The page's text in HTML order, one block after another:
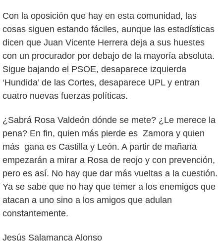
Con la oposición que hay en esta comunidad, las
cosas siguen estando fáciles, aunque las estadísticas
dicen que Juan Vicente Herrera deja a sus huestes
con un procurador por debajo de la mayoría absoluta.
Sigue bajando el PSOE, desaparece izquierda
‘Hundida’ de las Cortes, desaparece UPL y entran
cuatro nuevas fuerzas políticas.
¿Sabrá Rosa Valdeón dónde se mete? ¿Le merece la
pena? En fin, quien más pierde es Zamora y quien
más gana es Castilla y León. A partir de mañana
empezarán a mirar a Rosa de reojo y con prevención,
pero es así. No hay que dar más vueltas a la cuestión.
Ya se sabe que no hay que temer a los enemigos que
atacan a uno sino a los amigos que adulan
constantemente.
Jesús Salamanca Alonso